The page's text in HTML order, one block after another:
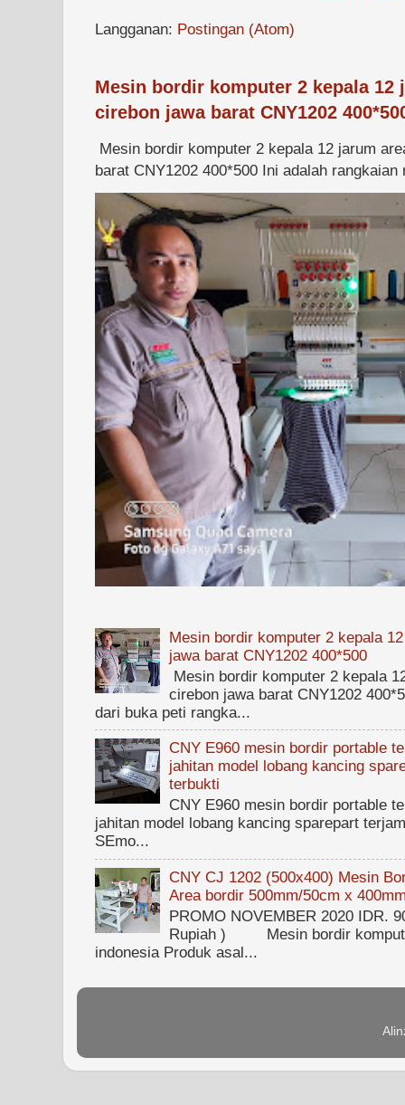
Langganan: Postingan (Atom)
Mesin bordir komputer 2 kepala 12
cirebon jawa barat CNY1202
Mesin bordir komputer 2 kepala 12 jarum
barat CNY1202 400*500 Ini adalah
Mesin bordir komputer 2 kepala
jawa barat CNY1202 400*500
Mesin bordir komputer 2 kepala
cirebon jawa barat CNY1202
dari buka peti rangka...
CNY E960 mesin bordir portable
jahitan model lobang kancing
terbukti
CNY E960 mesin bordir portable
jahitan model lobang kancing sparepart
SEmo...
CNY CJ 1202 (500x400) Mesin
Area bordir 500mm/50cm x
PROMO NOVEMBER 2020 IDR.
Rupiah ) Mesin bordir
indonesia Produk asal...